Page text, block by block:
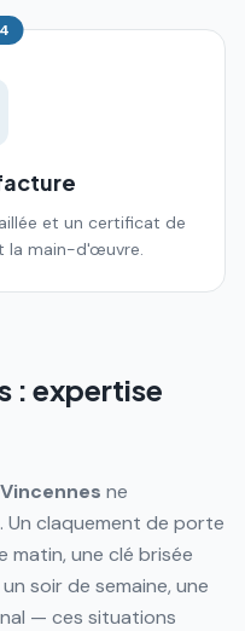
et un certificat de
la main-d'œuvre.
: expertise
Vincennes ne
Un claquement de porte
matin, une clé brisée
un soir de semaine, une
— ces situations